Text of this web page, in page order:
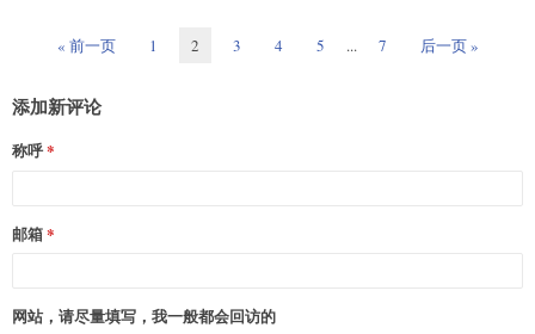
« 前一页 1 2 3 4 5 ... 7 后一页 »
添加新评论
称呼
邮箱
网站，请尽量填写，我一般都会回访的